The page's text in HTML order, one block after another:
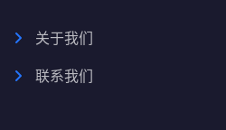
关于我们
联系我们